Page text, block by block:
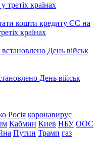
кошти кредиту ЄС на
країнах
День військ
Росія коронавирус
Кабмин Киев НБУ ООС
Путин Трамп газ